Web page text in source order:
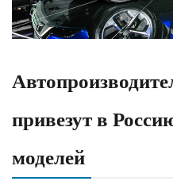
привезут в
моделей